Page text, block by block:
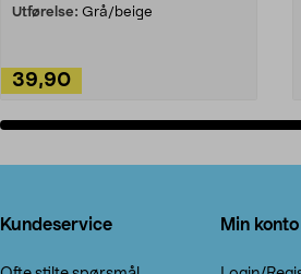
Utførelse: Grå/beige
39,90
Kundeservice Min konto